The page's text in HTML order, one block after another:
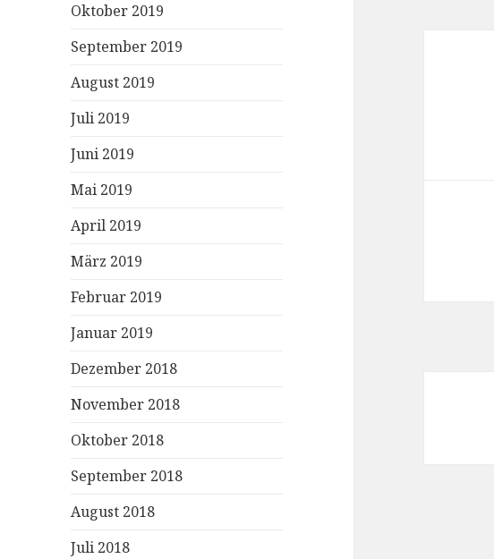
Oktober 2019
September 2019
August 2019
Juli 2019
Juni 2019
Mai 2019
April 2019
März 2019
Februar 2019
Januar 2019
Dezember 2018
November 2018
Oktober 2018
September 2018
August 2018
Juli 2018